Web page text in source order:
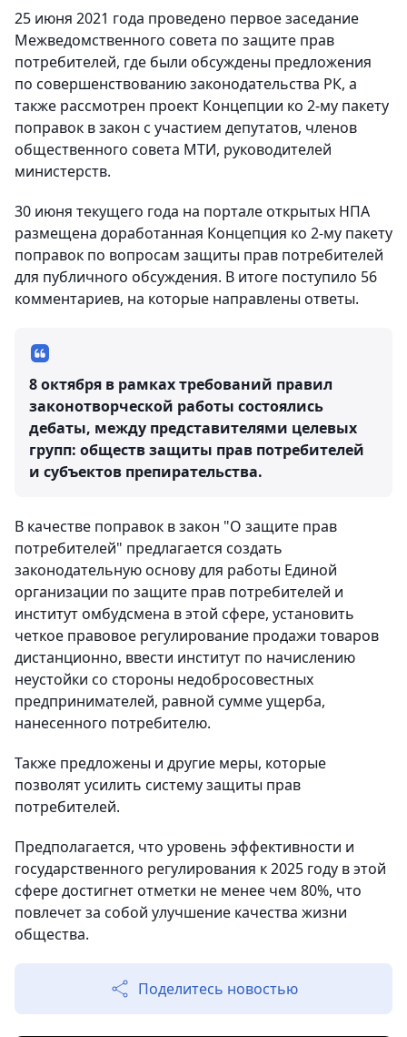
25 июня 2021 года проведено первое заседание
Межведомственного совета по защите прав
потребителей, где были обсуждены предложения
по совершенствованию законодательства РК, а
также рассмотрен проект Концепции ко 2-му пакету
поправок в закон с участием депутатов, членов
общественного совета МТИ, руководителей
министерств.
30 июня текущего года на портале открытых НПА
размещена доработанная Концепция ко 2-му пакету
поправок по вопросам защиты прав потребителей
для публичного обсуждения. В итоге поступило 56
комментариев, на которые направлены ответы.
8 октября в рамках требований правил
законотворческой работы состоялись
дебаты, между представителями целевых
групп: обществ защиты прав потребителей
и субъектов препирательства.
В качестве поправок в закон "О защите прав
потребителей" предлагается создать
законодательную основу для работы Единой
организации по защите прав потребителей и
институт омбудсмена в этой сфере, установить
четкое правовое регулирование продажи товаров
дистанционно, ввести институт по начислению
неустойки со стороны недобросовестных
предпринимателей, равной сумме ущерба,
нанесенного потребителю.
Также предложены и другие меры, которые
позволят усилить систему защиты прав
потребителей.
Предполагается, что уровень эффективности и
государственного регулирования к 2025 году в этой
сфере достигнет отметки не менее чем 80%, что
повлечет за собой улучшение качества жизни
общества.
Поделитесь новостью